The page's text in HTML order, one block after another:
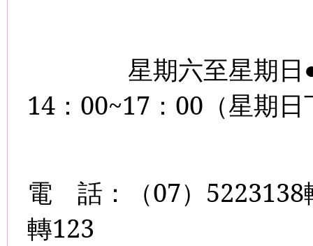
星期六至星期日
14 ： 00~17 ： 00 （星期
電 話：（07） 5223138
轉123